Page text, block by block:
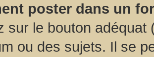
poster dans un
sur le bouton
ou des sujets. Il se